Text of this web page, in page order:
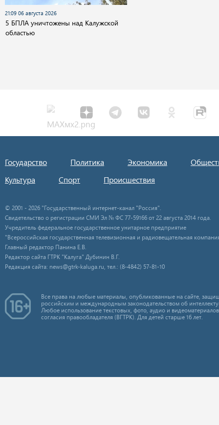
21:09 06 августа 2026
5 БПЛА уничтожены над Калужской
областью
Государство Политика Экономика
Культура
Спорт Происшествия
© 2001 - 2026 "Государственный интернет-канал "Россия".
Свидетельство о регистрации СМИ Эл № ФС 77-59166 от 22 августа 2014 года.
Учредитель федеральное государственное унитарное предприятие
"Всероссийская государственная телевизионная и радиовещательная
Главный редактор Панина Е.В.
Редактор сайта ГТРК "Калуга" Дубинин В.Г.
Редакция сайта: news@gtrk-kaluga.ru, тел.: (8-4842) 57-81-10
Все права на любые материалы, опубликованные на сайте,
российским и международным законодательством об
Любое использование текстовых, фото, аудио и
согласия правообладателя (ВГТРК). Для детей старше 16 лет.